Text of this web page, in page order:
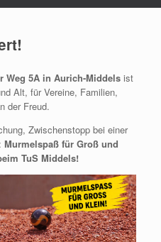
Weg 5A in Aurich-Middels ist
Alt, für Vereine, Familien,
der Freud.
Zwischenstopp bei einer
Murmelspaß für Groß und
TuS Middels!